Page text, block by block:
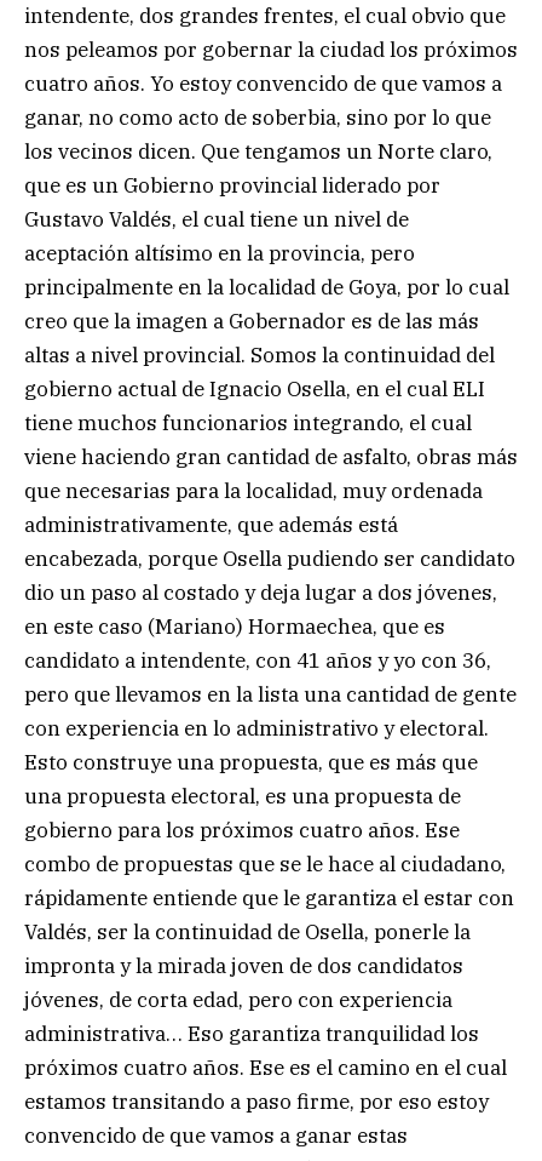
intendente, dos grandes frentes, el cual obvio que
nos peleamos por gobernar la ciudad los próximos
cuatro años. Yo estoy convencido de que vamos a
ganar, no como acto de soberbia, sino por lo que
los vecinos dicen. Que tengamos un Norte claro,
que es un Gobierno provincial liderado por
Gustavo Valdés, el cual tiene un nivel de
aceptación altísimo en la provincia, pero
principalmente en la localidad de Goya, por lo cual
creo que la imagen a Gobernador es de las más
altas a nivel provincial. Somos la continuidad del
gobierno actual de Ignacio Osella, en el cual ELI
tiene muchos funcionarios integrando, el cual
viene haciendo gran cantidad de asfalto, obras más
que necesarias para la localidad, muy ordenada
administrativamente, que además está
encabezada, porque Osella pudiendo ser candidato
dio un paso al costado y deja lugar a dos jóvenes,
en este caso (Mariano) Hormaechea, que es
candidato a intendente, con 41 años y yo con 36,
pero que llevamos en la lista una cantidad de gente
con experiencia en lo administrativo y electoral.
Esto construye una propuesta, que es más que
una propuesta electoral, es una propuesta de
gobierno para los próximos cuatro años. Ese
combo de propuestas que se le hace al ciudadano,
rápidamente entiende que le garantiza el estar con
Valdés, ser la continuidad de Osella, ponerle la
impronta y la mirada joven de dos candidatos
jóvenes, de corta edad, pero con experiencia
administrativa… Eso garantiza tranquilidad los
próximos cuatro años. Ese es el camino en el cual
estamos transitando a paso firme, por eso estoy
convencido de que vamos a ganar estas